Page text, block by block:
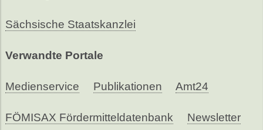
Sächsische Staatskanzlei
Verwandte Portale
Medienservice Publikationen Amt24
FÖMISAX Fördermitteldatenbank Newsletter